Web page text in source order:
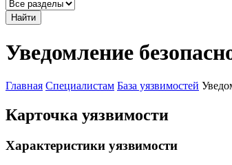
Найти
Уведомление
Главная Специалистам База уязвимостей
Карточка уязвимости
Характеристики уязвимости